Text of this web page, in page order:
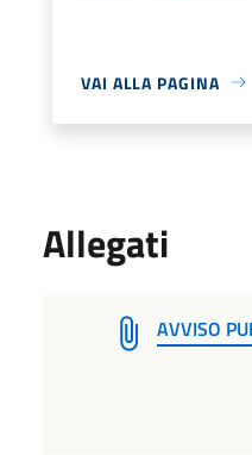
VAI ALLA PAGINA
Allegati
AVVISO